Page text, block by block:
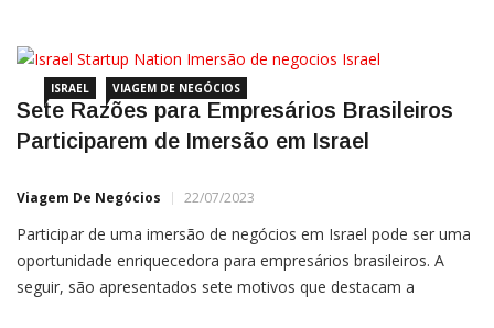
ISRAEL VIAGEM DE NEGÓCIOS
Sete Razões para Empresários Brasileiros
Participarem de Imersão em Israel
Viagem De Negócios 22/07/2023
Participar de uma imersão de negócios em Israel pode ser uma
oportunidade enriquecedora para empresários brasileiros. A
seguir, são apresentados sete motivos que destacam a